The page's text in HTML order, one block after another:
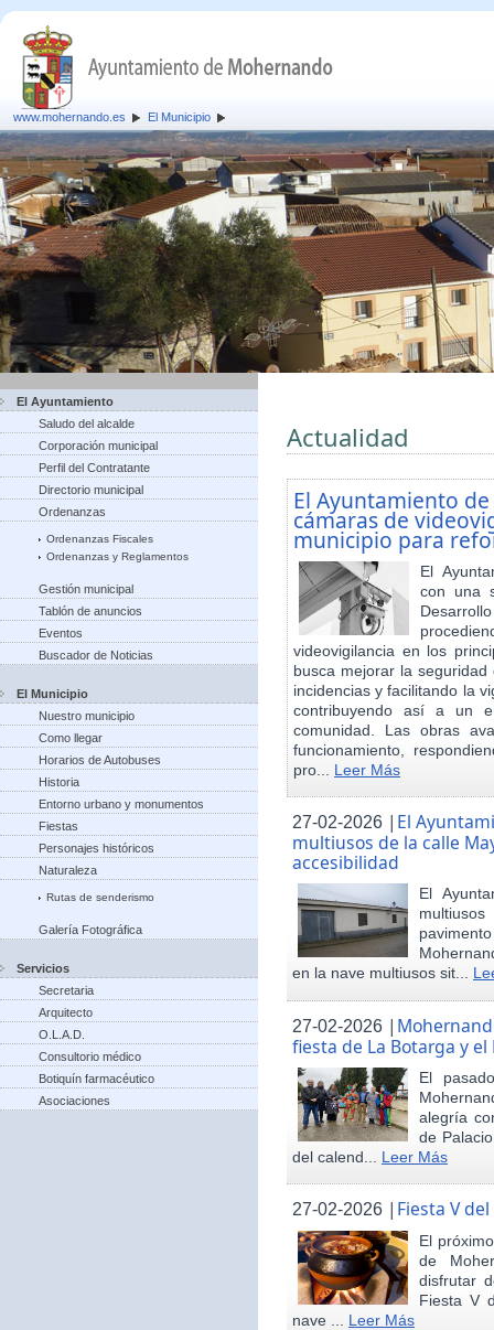
www.mohernando.es El Municipio
El Ayuntamiento
Saludo del alcalde
Corporación municipal
Perfil del Contratante
Directorio municipal
Ordenanzas
Ordenanzas Fiscales
Ordenanzas y Reglamentos
Gestión municipal
Tablón de anuncios
Eventos
Buscador de Noticias
El Municipio
Nuestro municipio
Como llegar
Horarios de Autobuses
Historia
Entorno urbano y monumentos
Fiestas
Personajes históricos
Naturaleza
Rutas de senderismo
Galería Fotográfica
Servicios
Secretaria
Arquitecto
O.L.A.D.
Consultorio médico
Botiquín farmacéutico
Asociaciones
Actualidad
El Ayuntamiento
cámaras de
municipio para
El
con una
videovigilancia en los
busca mejorar la
incidencias y facilitando la
contribuyendo así a un
comunidad. Las obras
funcionamiento,
pro... Leer Más
27-02-2026 | El
multiusos de la calle
accesibilidad
El
en la nave multiusos sit...
27-02-2026 |
fiesta de La Botarga y
El
alegría
de
del calend... Leer Más
27-02-2026 | Fiesta V
El
de
disfrutar
Fiesta V
nave ... Leer Más